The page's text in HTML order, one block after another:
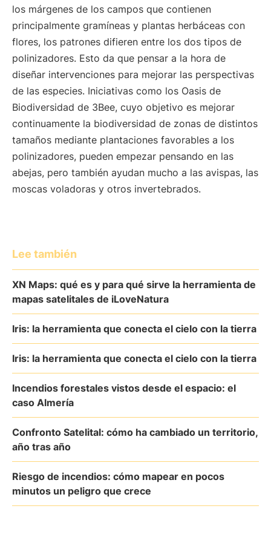
los márgenes de los campos que contienen
principalmente gramíneas y plantas herbáceas con
flores, los patrones difieren entre los dos tipos de
polinizadores. Esto da que pensar a la hora de
diseñar intervenciones para mejorar las perspectivas
de las especies. Iniciativas como los Oasis de
Biodiversidad de 3Bee, cuyo objetivo es mejorar
continuamente la biodiversidad de zonas de distintos
tamaños mediante plantaciones favorables a los
polinizadores, pueden empezar pensando en las
abejas, pero también ayudan mucho a las avispas, las
moscas voladoras y otros invertebrados.
Lee también
XN Maps: qué es y para qué sirve la herramienta de
mapas satelitales de iLoveNatura
Iris: la herramienta que conecta el cielo con la tierra
Iris: la herramienta que conecta el cielo con la tierra
Incendios forestales vistos desde el espacio: el
caso Almería
Confronto Satelital: cómo ha cambiado un territorio,
año tras año
Riesgo de incendios: cómo mapear en pocos
minutos un peligro que crece